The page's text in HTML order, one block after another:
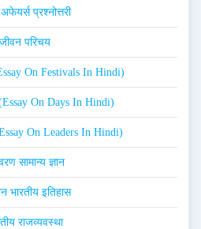
प्रश्नोत्तरी
जीवन परिचय
On Festivals In Hindi)
(Essay On Days In Hindi)
On Leaders In Hindi)
सामान्य ज्ञान
भारतीय इतिहास
राजव्यवस्था